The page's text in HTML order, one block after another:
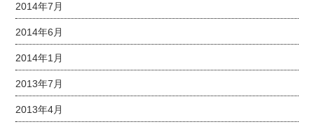
2014年7月
2014年6月
2014年1月
2013年7月
2013年4月